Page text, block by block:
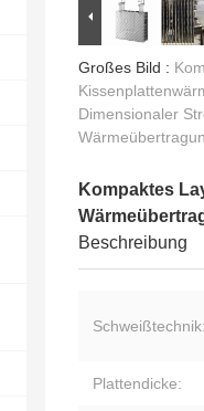
Großes Bild :
Dimensionaler
Kompaktes
Beschreibung
Schweißtechnik:
Plattendicke: